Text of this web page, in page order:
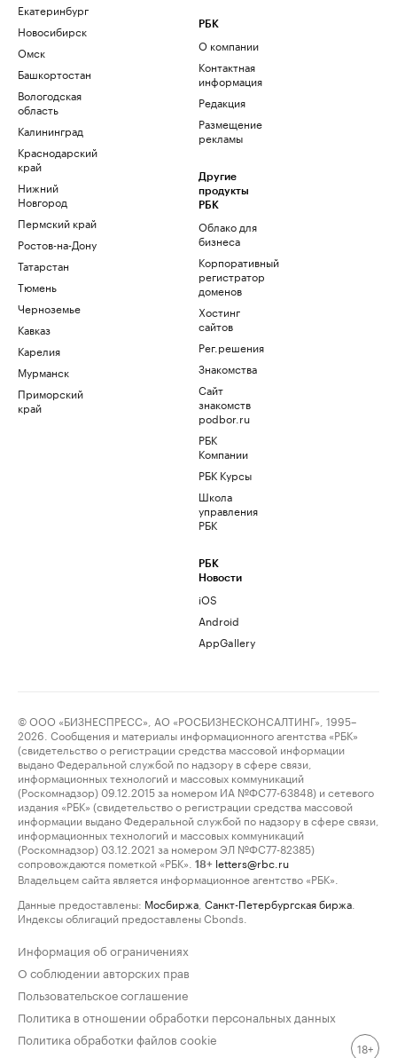
Екатеринбург
Новосибирск
Омск
Башкортостан
Вологодская
область
Калининград
Краснодарский
край
Нижний
Новгород
Пермский край
Ростов-на-Дону
Татарстан
Тюмень
Черноземье
Кавказ
Карелия
Мурманск
Приморский
край
РБК
О компании
Контактная
информация
Редакция
Размещение
рекламы
Другие
продукты
РБК
Облако для
бизнеса
Корпоративный
регистратор
доменов
Хостинг
сайтов
Рег.решения
Знакомства
Сайт
знакомств
podbor.ru
РБК
Компании
РБК Курсы
Школа
управления
РБК
РБК
Новости
iOS
Android
AppGallery
© ООО «БИЗНЕСПРЕСС», АО «РОСБИЗНЕСКОНСАЛТИНГ», 1995–
2026. Сообщения и материалы информационного агентства «РБК»
(свидетельство о регистрации средства массовой информации
выдано Федеральной службой по надзору в сфере связи,
информационных технологий и массовых коммуникаций
(Роскомнадзор) 09.12.2015 за номером ИА №ФС77-63848) и сетевого
издания «РБК» (свидетельство о регистрации средства массовой
информации выдано Федеральной службой по надзору в сфере связи,
информационных технологий и массовых коммуникаций
(Роскомнадзор) 03.12.2021 за номером ЭЛ №ФС77-82385)
сопровождаются пометкой «РБК».
18+ letters@rbc.ru
Владельцем сайта является информационное агентство «РБК».
Данные предоставлены: Мосбиржа Санкт-Петербургская биржа
Индексы облигаций предоставлены Cbonds.
Информация об ограничениях
О соблюдении авторских прав
Пользовательское соглашение
Политика в отношении обработки персональных данных
Политика обработки файлов cookie
18+